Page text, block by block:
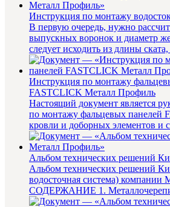
Инструкция по монтажу
В первую очередь, нужно
выпускных воронок и диаметр
следует исходить из длины
конфигурации крыши. Руковод...
Инструкция по монтажу
FASTCLICK Металл Профиль
Настоящий документ является
по монтажу фальцевых панелей
кровли и доборных элементов и
и рекоменд...
Альбом технических решений
Альбом технических решений
водосточная система) компании
СОДЕРЖАНИЕ 1.
............................................